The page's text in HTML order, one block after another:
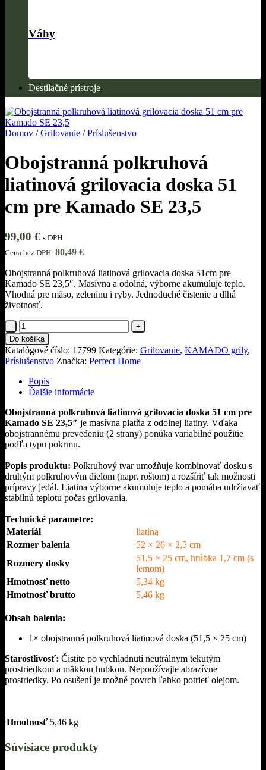
Váhy
Destilačné prístroje
Domov / Grilovanie / Príslušenstvo
Obojstranná polkruhová
liatinová grilovacia doska 51
cm pre Kamado SE 23,5
99,00 € s DPH
Cena bez DPH: 80,49 €
Obojstranná polkruhová liatinová grilovacia doska 51cm pre
Kamado SE 23,5″. Masívna a odolná, výborne akumuluje teplo.
Vhodná pre mäso, zeleninu i ryby. Jednoduché čistenie a dlhá
životnosť.
množstvo
Obojstranná
polkruhová
liatinová
grilovacia
doska
51
cm
pre
Kamado
SE
23,5
Do košíka
Katalógové číslo: 17799 Kategórie: Grilovanie, KAMADO grily,
Príslušenstvo Značka: Perfect Home
Popis
Ďalšie informácie
Obojstranná polkruhová liatinová grilovacia doska 51 cm pre
Kamado SE 23,5″ je masívna platňa z odolnej liatiny. Vďaka
obojstrannému prevedeniu (2 strany) ponúka variabilné použitie
podľa typu pokrmu.
Popis produktu: Polkruhový tvar umožňuje kombinovať dosku s
druhým polkruhovým dielom (napr. roštom) a rozšíriť tak možnosti
prípravy jedál. Liatina výborne akumuluje teplo a pomáha udržiavať
stabilnú teplotu počas grilovania.
Technické parametre:
Materiál
liatina
Rozmer balenia
52 × 26 × 2,5 cm
Rozmery dosky
51,5 × 25 cm, hrúbka 1,7 cm (s
lemom)
Hmotnosť netto
5,34 kg
Hmotnosť brutto
5,46 kg
Obsah balenia:
1× obojstranná polkruhová liatinová doska (51,5 × 25 cm)
Starostlivosť: Čistite po vychladnutí neutrálnym tekutým
prostriedkom a mäkkou hubkou. Nepoužívajte abrazívne
prostriedky. Po osušení je možné povrch ľahko potrieť olejom.
Hmotnosť 5,46 kg
Súvisiace produkty